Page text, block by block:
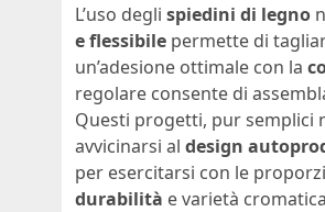
L’uso degli spiedini di legno
e flessibile permette di
un’adesione ottimale con la
regolare consente di
Questi progetti, pur semplici
avvicinarsi al design
per esercitarsi con le
durabilità e varietà